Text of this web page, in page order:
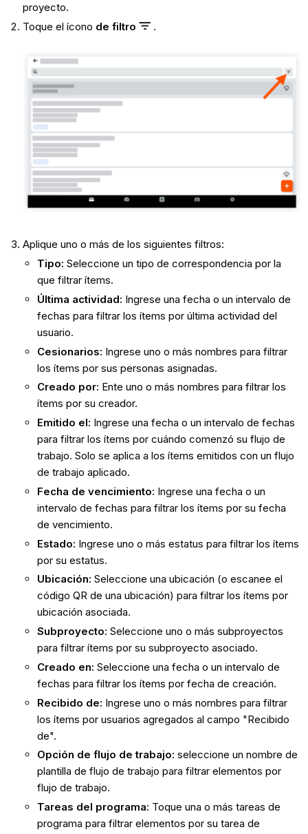
proyecto.
Toque el ícono de filtro .
Aplique uno o más de los siguientes filtros:
Tipo: Seleccione un tipo de correspondencia por la
que filtrar ítems.
Última actividad: Ingrese una fecha o un intervalo de
fechas para filtrar los ítems por última actividad del
usuario.
Cesionarios: Ingrese uno o más nombres para filtrar
los ítems por sus personas asignadas.
Creado por: Ente uno o más nombres para filtrar los
ítems por su creador.
Emitido el: Ingrese una fecha o un intervalo de fechas
para filtrar los ítems por cuándo comenzó su flujo de
trabajo. Solo se aplica a los ítems emitidos con un flujo
de trabajo aplicado.
Fecha de vencimiento: Ingrese una fecha o un
intervalo de fechas para filtrar los ítems por su fecha
de vencimiento.
Estado: Ingrese uno o más estatus para filtrar los ítems
por su estatus.
Ubicación: Seleccione una ubicación (o escanee el
código QR de una ubicación) para filtrar los ítems por
ubicación asociada.
Subproyecto: Seleccione uno o más subproyectos
para filtrar ítems por su subproyecto asociado.
Creado en: Seleccione una fecha o un intervalo de
fechas para filtrar los ítems por fecha de creación.
Recibido de: Ingrese uno o más nombres para filtrar
los ítems por usuarios agregados al campo "Recibido
de".
Opción de flujo de trabajo: seleccione un nombre de
plantilla de flujo de trabajo para filtrar elementos por
flujo de trabajo.
Tareas del programa: Toque una o más tareas de
programa para filtrar elementos por su tarea de